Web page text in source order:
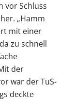
vor Schluss
„Hamm
mit einer
zu schnell
der
war der TuS-
deckte